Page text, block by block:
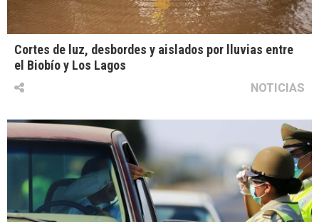
Cortes de luz, desbordes y aislados por lluvias entre
el Biobío y Los Lagos
NOTICIAS